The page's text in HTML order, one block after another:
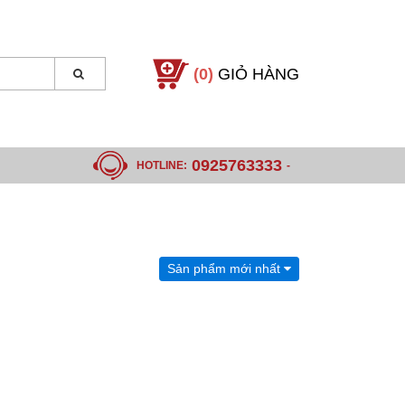
(0) GIỎ HÀNG
HOTLINE: 0925763333 -
Sản phẩm mới nhất